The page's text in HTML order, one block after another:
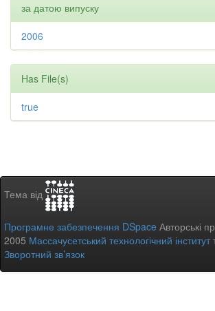
за датою випуску
2006
Has File(s)
true
Тема від
Програмне забезпечення DSpace Авторські
2005 Массачусетський технологічний інститут
Зворотний зв’язок